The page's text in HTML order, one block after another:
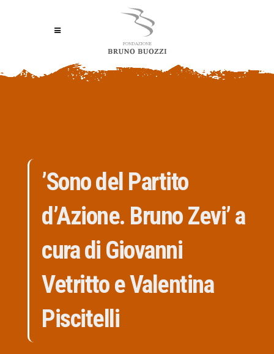
’Sono del Partito
d’Azione. Bruno Zevi’ a
cura di Giovanni
Vetritto e Valentina
Piscitelli